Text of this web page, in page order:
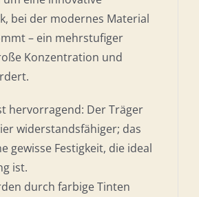
bei der modernes Material
– ein mehrstufiger
Konzentration und
hervorragend: Der Träger
widerstandsfähiger; das
gewisse Festigkeit, die ideal
ist.
durch farbige Tinten